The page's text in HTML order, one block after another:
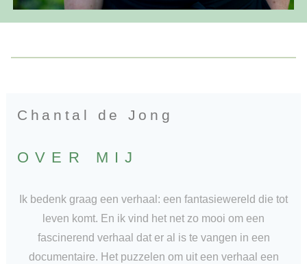
Chantal de Jong
OVER MIJ
Ik bedenk graag een verhaal: een fantasiewereld die tot
leven komt. En ik vind het net zo mooi om een
fascinerend verhaal dat er al is te vangen in een
documentaire. Het puzzelen om uit een verhaal een